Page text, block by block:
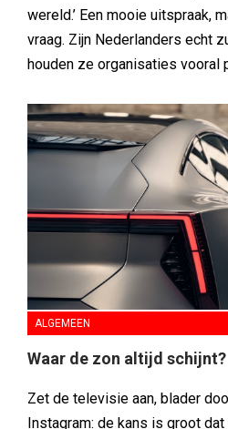
wereld.’ Een mooie uitspraak,
vraag. Zijn Nederlanders echt
houden ze organisaties vooral
ALGEMEEN
Waar de zon altijd
Zet de televisie aan, blader
Instagram: de kans is groot